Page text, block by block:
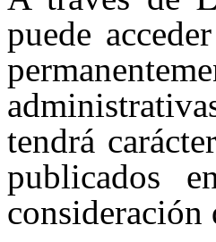
puede
tendrá
publicados
consideración